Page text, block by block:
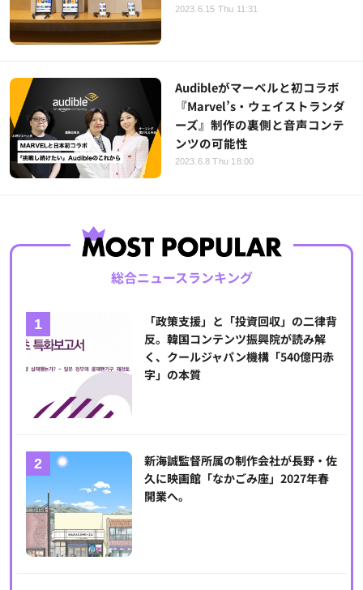
2023.6.15 Thu 11:31
Audibleがマーベルと初コラボ
『Marvel’s・ウェイストランダ
ーズ』制作の裏側と音声コンテ
ンツの可能性
2023.6.8 Thu 18:00
総合ニュースランキング
「政策支援」と「投資回収」の二律背
反。韓国コンテンツ振興院が読み解
く、クールジャパン機構「540億円赤
字」の本質
新海誠監督所属の制作会社が長野・佐
久に映画館「なかごみ座」2027年春
開業へ。